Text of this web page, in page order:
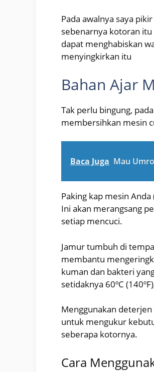
Pada awalnya saya
sebenarnya kotoran
dapat menghabiskan
menyingkirkan itu
Bahan Ajar
Tak perlu bingung,
membersihkan mesin
Baca Juga Mau
Paking kap mesin
Ini akan merangsang
setiap mencuci.
Jamur tumbuh di
membantu
kuman dan bakteri
setidaknya 60ºC
Menggunakan
untuk mengukur
seberapa kotornya.
Cara